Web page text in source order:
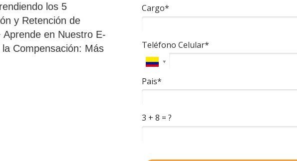
los 5
y Retención de
en Nuestro E-
Compensación: Más
Cargo*
Teléfono Celular*
Pais*
3 + 8 = ?